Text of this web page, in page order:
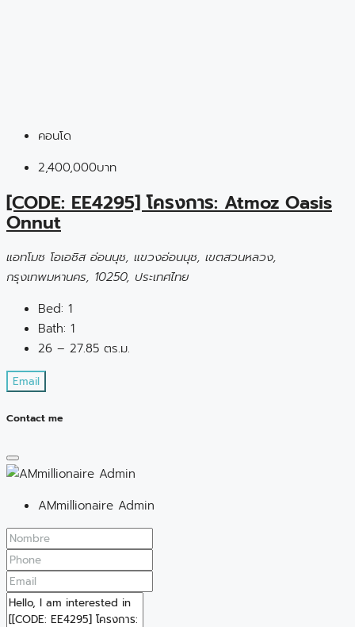
คอนโด
2,400,000บาท
[CODE: EE4295] โครงการ: Atmoz Oasis
Onnut
แอทโมซ โอเอซิส อ่อนนุช, แขวงอ่อนนุช, เขตสวนหลวง,
กรุงเทพมหานคร, 10250, ประเทศไทย
Bed: 1
Bath: 1
26 – 27.85 ตร.ม.
Email
Contact me
AMmillionaire Admin